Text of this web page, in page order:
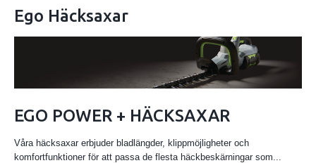
Ego Häcksaxar
EGO POWER + HÄCKSAXAR
Våra häcksaxar erbjuder bladlängder, klippmöjligheter och
komfortfunktioner för att passa de flesta häckbeskärningar som...